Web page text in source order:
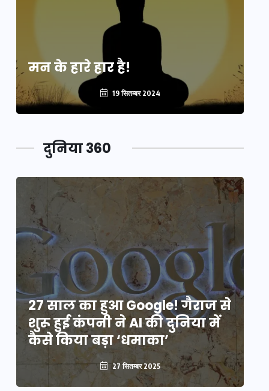
मन के हारे हार है!
19 सितम्बर 2024
दुनिया 360
27 साल का हुआ Google! गैराज से
शुरू हुई कंपनी ने AI की दुनिया में
कैसे किया बड़ा ‘धमाका’
27 सितम्बर 2025